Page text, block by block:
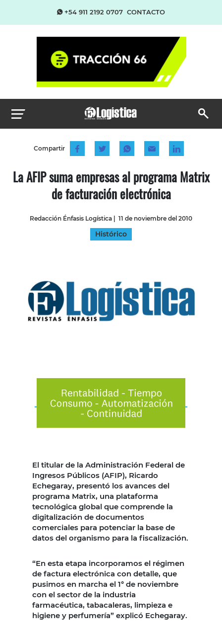
+54 911 2192 0707 CONTACTO
Compartir
La AFIP suma empresas al programa Matrix
de facturación electrónica
Redacción Énfasis Logística | 11 de noviembre del 2010
Histórico
El titular de la Administración Federal de
Ingresos Públicos (AFIP), Ricardo
Echegaray, presentó los avances del
programa Matrix, una plataforma
tecnológica global que comprende la
digitalización de documentos
comerciales para potenciar la base de
datos del organismo para la fiscalización.
“En esta etapa incorporamos el régimen
de factura electrónica con detalle, que
pusimos en marcha el 1° de noviembre
con el sector de la industria
farmacéutica, tabacaleras, limpieza e
higiene y perfumería” explicó Echegaray.